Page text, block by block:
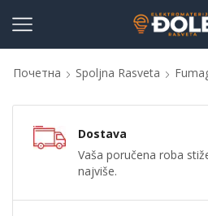
Почетна Spoljna Rasveta
Dostava
Vaša poručena roba
najviše.